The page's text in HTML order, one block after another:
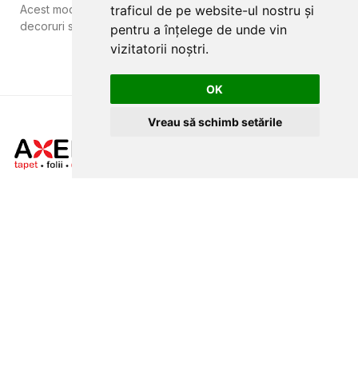
traficul de pe website-ul nostru și
pentru a înțelege de unde vin
vizitatorii noștri.
OK
Vreau să schimb setările
Acest model se monteaza in paneluri si este potrivit pentru
decoruri simple si elegante.